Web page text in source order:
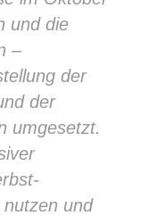
und die
–
der
der
umgesetzt.
und